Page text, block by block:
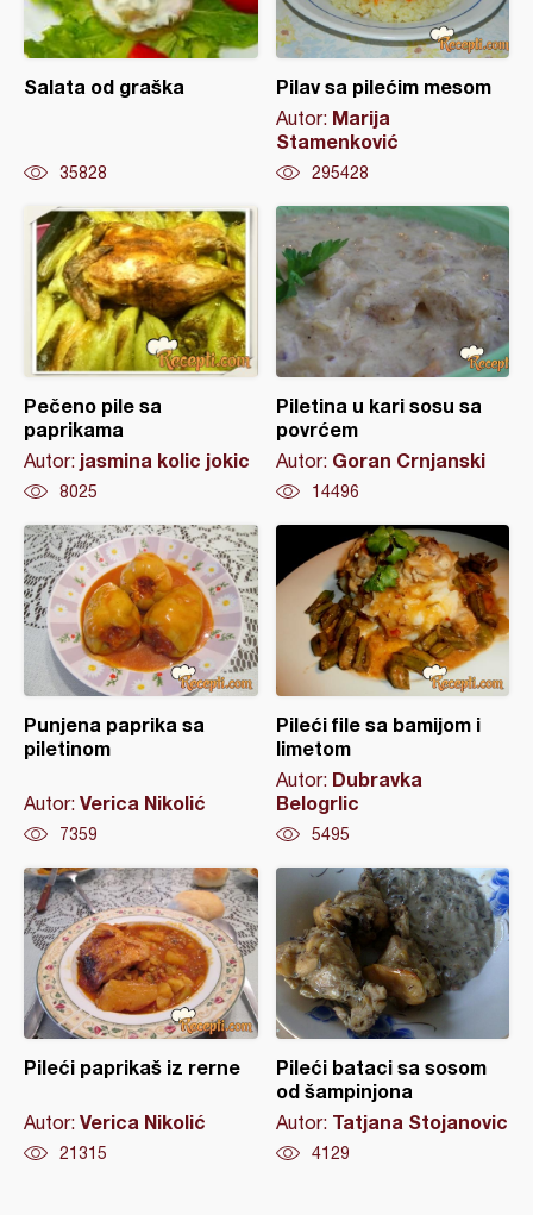
Salata od graška
35828
Pilav sa pilećim mesom
Autor: Marija
Stamenković
295428
Pečeno pile sa
paprikama
Autor: jasmina kolic jokic
8025
Piletina u kari sosu sa
povrćem
Autor: Goran Crnjanski
14496
Punjena paprika sa
piletinom
Autor: Verica Nikolić
7359
Pileći file sa bamijom i
limetom
Autor: Dubravka
Belogrlic
5495
Pileći paprikaš iz rerne
Autor: Verica Nikolić
21315
Pileći bataci sa sosom
od šampinjona
Autor: Tatjana Stojanovic
4129